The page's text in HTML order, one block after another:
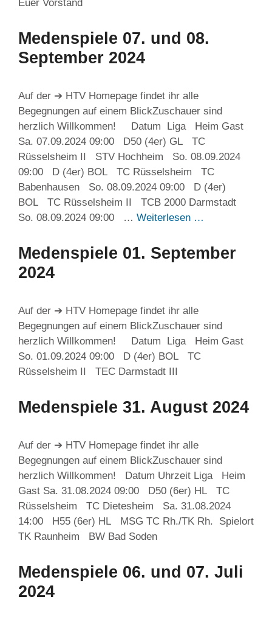
Euer Vorstand
Medenspiele 07. und 08.
September 2024
Auf der ➔ HTV Homepage findet ihr alle
Begegnungen auf einem BlickZuschauer sind
herzlich Willkommen! Datum Liga Heim Gast
Sa. 07.09.2024 09:00 D50 (4er) GL TC
Rüsselsheim II STV Hochheim So. 08.09.2024
09:00 D (4er) BOL TC Rüsselsheim TC
Babenhausen So. 08.09.2024 09:00 D (4er)
BOL TC Rüsselsheim II TCB 2000 Darmstadt
So. 08.09.2024 09:00 … Weiterlesen …
Medenspiele 01. September
2024
Auf der ➔ HTV Homepage findet ihr alle
Begegnungen auf einem BlickZuschauer sind
herzlich Willkommen! Datum Liga Heim Gast
So. 01.09.2024 09:00 D (4er) BOL TC
Rüsselsheim II TEC Darmstadt III
Medenspiele 31. August 2024
Auf der ➔ HTV Homepage findet ihr alle
Begegnungen auf einem BlickZuschauer sind
herzlich Willkommen! Datum Uhrzeit Liga Heim
Gast Sa. 31.08.2024 09:00 D50 (6er) HL TC
Rüsselsheim TC Dietesheim Sa. 31.08.2024
14:00 H55 (6er) HL MSG TC Rh./TK Rh. Spielort
TK Raunheim BW Bad Soden
Medenspiele 06. und 07. Juli
2024